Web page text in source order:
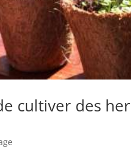
cultiver des